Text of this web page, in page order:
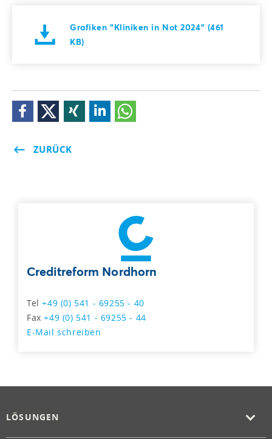
Grafiken "Kliniken in Not 2024" (461
KB)
ZURÜCK
Creditreform Nordhorn
Tel+49 (0) 541 - 69255 - 40
Fax+49 (0) 541 - 69255 - 44
E-Mail schreiben
LÖSUNGEN